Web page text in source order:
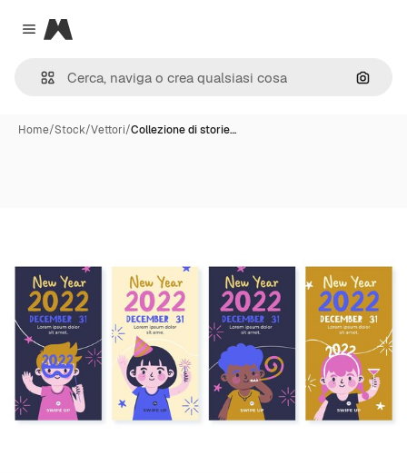
Close menu
Magnific
Cerca
Home/Stock/Vettori/Collezione di storie…